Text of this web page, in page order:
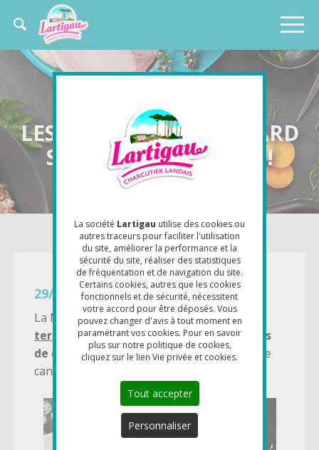
contenu
principal
Navigation
principale
Chercher
dans
LES RILLETTES DE CANARD
SONT À L'HONNEUR !
29/11/2019
La Maison Lartigau élargit sagamme de
terrine
set propose désormais sesrillettes
de canardélaborées avec 20% de magret de
canard séché.
Panneau de gestion des cookies
La société Lartigau utilise des cookies ou
autres traceurs pour faciliter l'utilisation
du site, améliorer la performance et la
sécurité du site, réaliser des statistiques
de fréquentation et de navigation du site.
Certains cookies, autres que les cookies
fonctionnels et de sécurité, nécessitent
votre accord pour être déposés. Vous
pouvez changer d'avis à tout moment en
paramétrant vos cookies. Pour en savoir
plus sur notre politique de cookies,
cliquez sur le lien Vie privée et cookies.
Tout accepter
Personnaliser